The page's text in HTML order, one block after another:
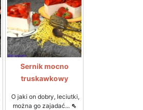
Sernik mocno
truskawkowy
O jaki on dobry, leciutki,
można go zajadać... ⇖